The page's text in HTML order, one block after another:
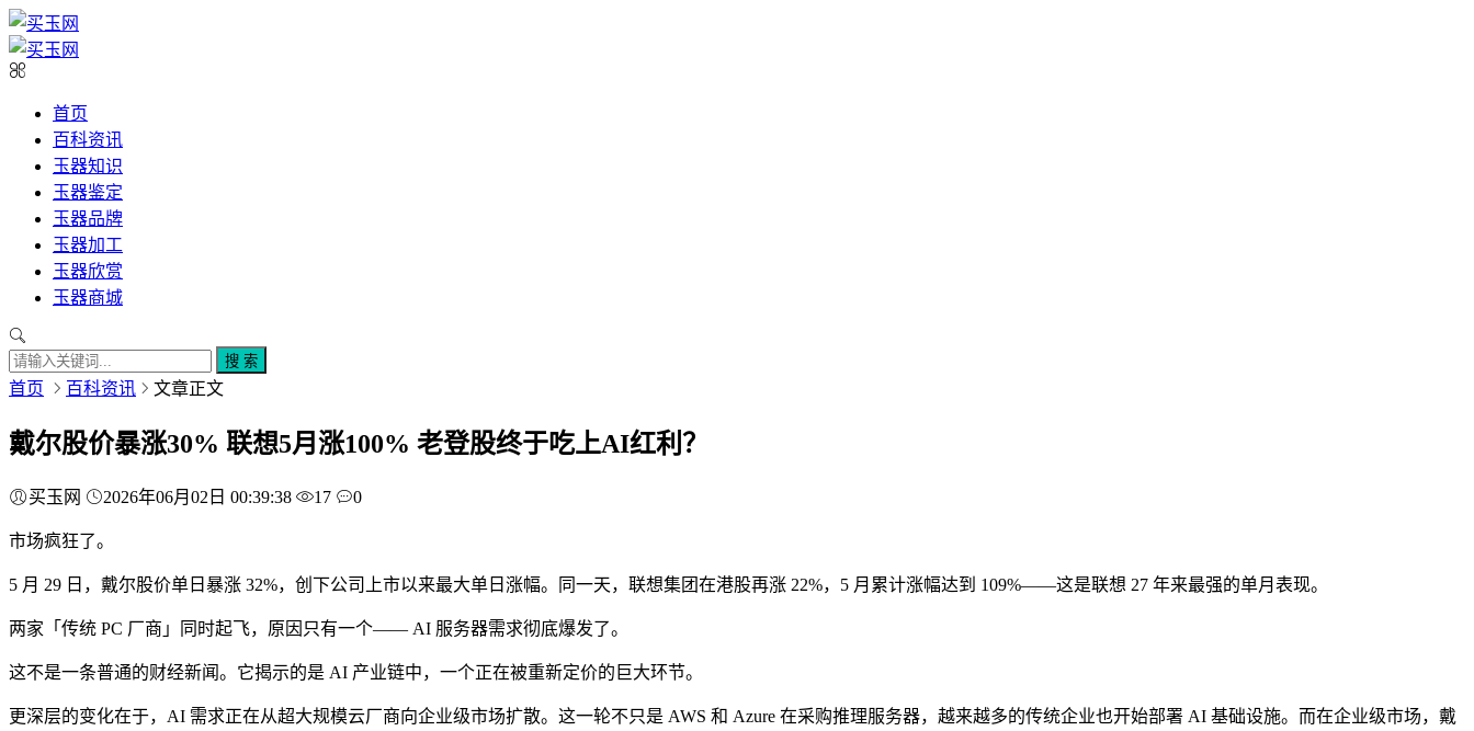
首页
百科资讯
玉器知识
玉器鉴定
玉器品牌
玉器加工
玉器欣赏
玉器商城
搜 索
首页 百科资讯 文章正文
戴尔股价暴涨30% 联想5月涨100% 老登股终于吃上AI红利？
买玉网 2026年06月02日 00:39:38 17 0
市场疯狂了。
5 月 29 日，戴尔股价单日暴涨 32%，创下公司上市以来最大单日涨幅。同一天，联想集团在港股再涨 22%，5 月累计涨幅达到 109%——这是联想 27 年来最强的单月表现。
两家「传统 PC 厂商」同时起飞，原因只有一个—— AI 服务器需求彻底爆发了。
这不是一条普通的财经新闻。它揭示的是 AI 产业链中，一个正在被重新定价的巨大环节。
更深层的变化在于，AI 需求正在从超大规模云厂商向企业级市场扩散。这一轮不只是 AWS 和 Azure 在采购推理服务器，越来越多的传统企业也开始部署 AI 基础设施。而在企业级市场，戴